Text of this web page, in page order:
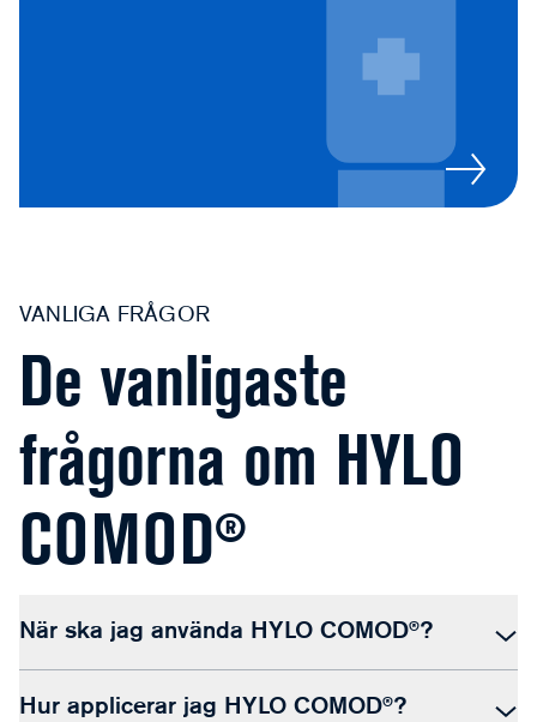
VANLIGA FRÅGOR
De vanligaste
frågorna om HYLO
COMOD®
När ska jag använda HYLO COMOD®?
Hur applicerar jag HYLO COMOD®?